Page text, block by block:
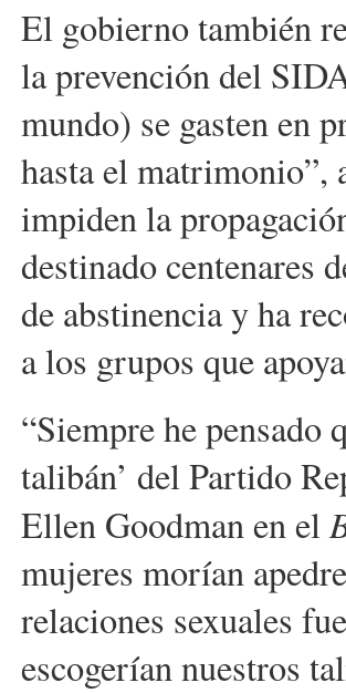
El gobierno también
la prevención del
mundo) se gasten en
hasta el matrimonio”,
impiden la
destinado centenares
de abstinencia y ha
a los grupos que
“Siempre he pensado
talibán’ del Partido
Ellen Goodman en el
mujeres morían
relaciones sexuales
escogerían nuestros